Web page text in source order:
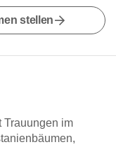
stellen
Trauungen im